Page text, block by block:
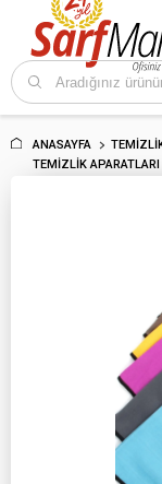
5000 TL ve Üzeri
ANASAYFA
TEMIZLIK APARATLARI